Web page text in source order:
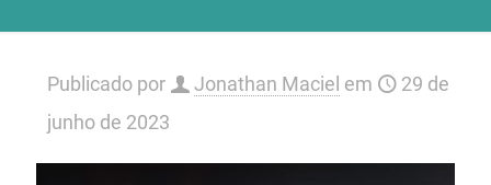
Publicado por Jonathan Maciel em
29 de
junho de 2023